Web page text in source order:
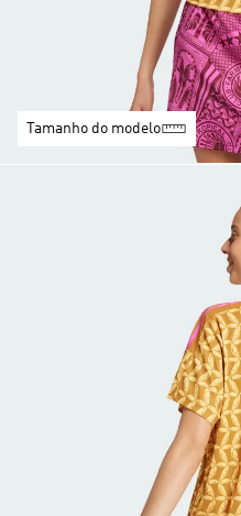
Tamanho do modelo